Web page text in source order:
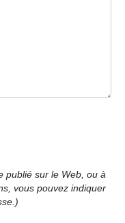
publié sur le Web, ou à
vous pouvez indiquer